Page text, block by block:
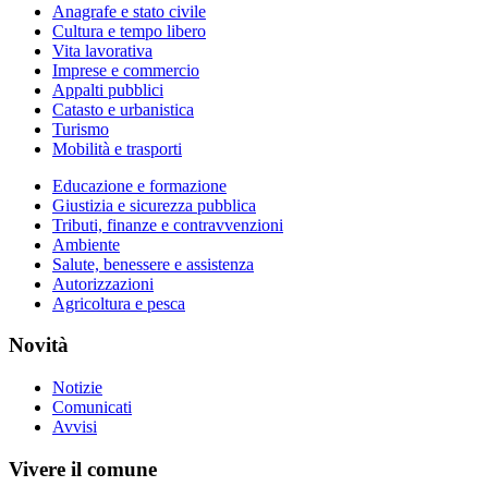
Anagrafe e stato civile
Cultura e tempo libero
Vita lavorativa
Imprese e commercio
Appalti pubblici
Catasto e urbanistica
Turismo
Mobilità e trasporti
Educazione e formazione
Giustizia e sicurezza pubblica
Tributi, finanze e contravvenzioni
Ambiente
Salute, benessere e assistenza
Autorizzazioni
Agricoltura e pesca
Novità
Notizie
Comunicati
Avvisi
Vivere il comune